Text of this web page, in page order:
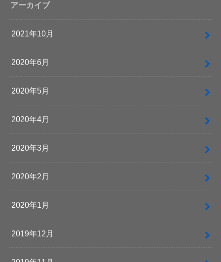
アーカイブ
2021年10月
2020年6月
2020年5月
2020年4月
2020年3月
2020年2月
2020年1月
2019年12月